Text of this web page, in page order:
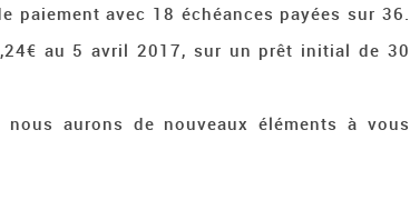
paiement avec 18 échéances payées sur 36.
au 5 avril 2017, sur un prêt initial de 30
aurons de nouveaux éléments à vous